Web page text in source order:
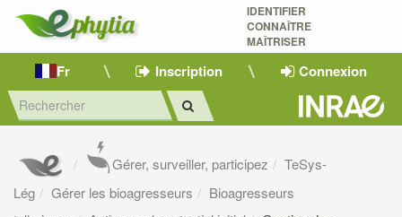
IDENTIFIER
CONNAÎTRE
MAÎTRISER
Fr Inscription Connexion
Gérer, surveiller, participez
TeSys-
Lég
Gérer les bioagresseurs
Bioagresseurs